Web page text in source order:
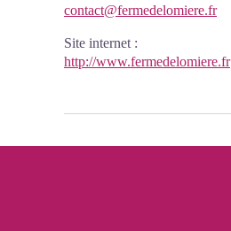
contact@fermedelomiere.fr
Site internet :
http://www.fermedelomiere.fr